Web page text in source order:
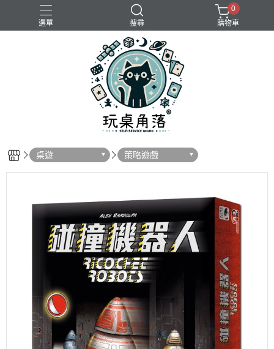
選單 搜尋
0
購物車
桌遊 策略遊戲